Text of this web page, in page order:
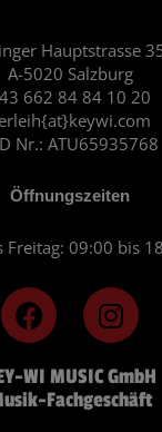
WI MUSIC GmbH
Fachgeschäft
F
a
c
e
b
I
n
s
t
a
Hauptstrasse
A-5020 Salzburg
662 84 84 10 20
Nr.: ATU65935768
Öffnungszeiten
Freitag: 09:00 bis